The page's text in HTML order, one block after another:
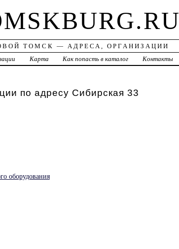
ТОМСК — АДРЕСА, ОРГАНИЗАЦИИ
Карта Как попасть в каталог Контакты
по адресу Сибирская 33
оборудования